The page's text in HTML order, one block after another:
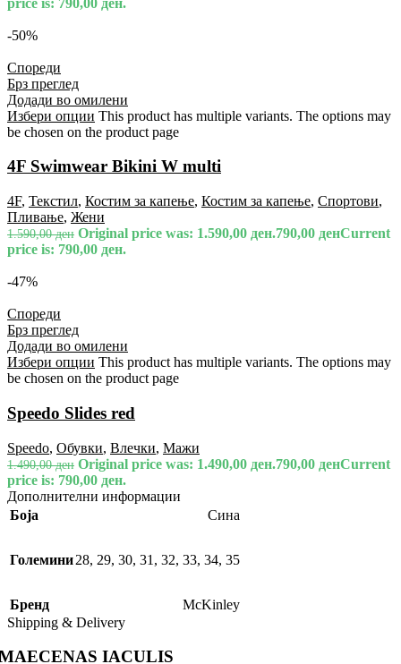
-50%
Спореди
Брз преглед
Додади во омилени
Избери опции This product has multiple variants. The options may
be chosen on the product page
4F Swimwear Bikini W multi
4F, Текстил, Костим за капење, Костим за капење, Спортови,
Пливање, Жени
1.590,00ден Original price was: 1.590,00 ден.790,00 денCurrent
price is: 790,00 ден.
-47%
Спореди
Брз преглед
Додади во омилени
Избери опции This product has multiple variants. The options may
be chosen on the product page
Speedo Slides red
Speedo, Обувки, Влечки, Мажи
1.490,00ден Original price was: 1.490,00 ден.790,00 денCurrent
price is: 790,00 ден.
Дополнителни информации
Боја
Сина
Големини28, 29, 30, 31 , 32, 33, 34, 35
Бренд
McKinley
Shipping & Delivery
IACULIS